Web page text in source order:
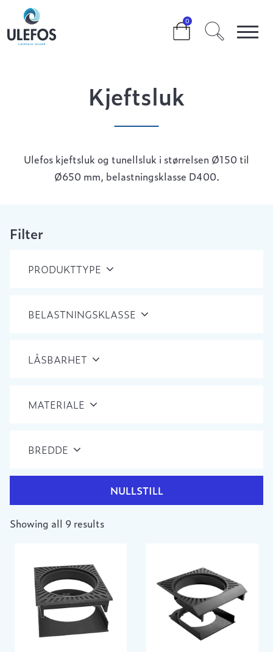
0
>>
Kjeftsluk
Ulefos kjeftsluk og tunellsluk i størrelsen Ø150 til
Ø650 mm, belastningsklasse D400.
Filter
PRODUKTTYPE
BELASTNINGSKLASSE
LÅSBARHET
MATERIALE
BREDDE
NULLSTILL
Showing all 9 results